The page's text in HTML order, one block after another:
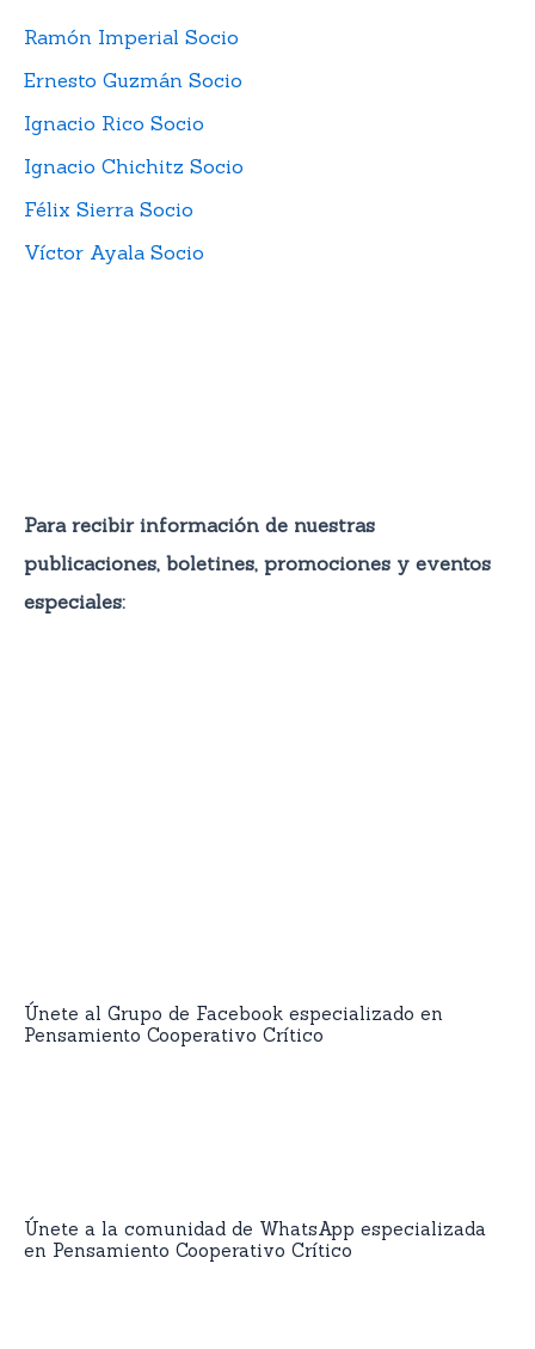
Ramón Imperial Socio
Ernesto Guzmán Socio
Ignacio Rico Socio
Ignacio Chichitz Socio
Félix Sierra Socio
Víctor Ayala Socio
Para recibir información de nuestras
publicaciones, boletines, promociones y eventos
especiales:
Únete al Grupo de Facebook especializado en
Pensamiento Cooperativo Crítico
Únete a la comunidad de WhatsApp especializada
en Pensamiento Cooperativo Crítico